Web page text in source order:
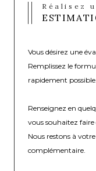
Réalisez
Vous désirez une
Remplissez le
rapidement possible.
Renseignez en
vous souhaitez faire
Nous restons à
complémentaire.